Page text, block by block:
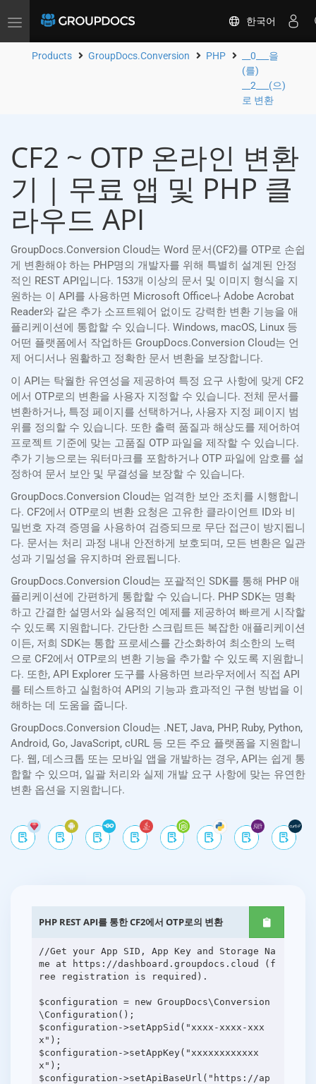
Toggle
한국어
Products GroupDocs.Conversion PHP
__0___을
(를)
__2___(으)
로 변환
CF2 ~ OTP 온라인 변환
기 | 무료 앱 및 PHP 클
라우드 API
GroupDocs.Conversion Cloud는 Word 문서(CF2)를 OTP로 손쉽
게 변환해야 하는 PHP명의 개발자를 위해 특별히 설계된 안정
적인 REST API입니다. 153개 이상의 문서 및 이미지 형식을 지
원하는 이 API를 사용하면 Microsoft Office나 Adobe Acrobat
Reader와 같은 추가 소프트웨어 없이도 강력한 변환 기능을 애
플리케이션에 통합할 수 있습니다. Windows, macOS, Linux 등
어떤 플랫폼에서 작업하든 GroupDocs.Conversion Cloud는 언
제 어디서나 원활하고 정확한 문서 변환을 보장합니다.
이 API는 탁월한 유연성을 제공하여 특정 요구 사항에 맞게 CF2
에서 OTP로의 변환을 사용자 지정할 수 있습니다. 전체 문서를
변환하거나, 특정 페이지를 선택하거나, 사용자 지정 페이지 범
위를 정의할 수 있습니다. 또한 출력 품질과 해상도를 제어하여
프로젝트 기준에 맞는 고품질 OTP 파일을 제작할 수 있습니다.
추가 기능으로는 워터마크를 포함하거나 OTP 파일에 암호를 설
정하여 문서 보안 및 무결성을 보장할 수 있습니다.
GroupDocs.Conversion Cloud는 엄격한 보안 조치를 시행합니
다. CF2에서 OTP로의 변환 요청은 고유한 클라이언트 ID와 비
밀번호 자격 증명을 사용하여 검증되므로 무단 접근이 방지됩니
다. 문서는 처리 과정 내내 안전하게 보호되며, 모든 변환은 일관
성과 기밀성을 유지하며 완료됩니다.
GroupDocs.Conversion Cloud는 포괄적인 SDK를 통해 PHP 애
플리케이션에 간편하게 통합할 수 있습니다. PHP SDK는 명확
하고 간결한 설명서와 실용적인 예제를 제공하여 빠르게 시작할
수 있도록 지원합니다. 간단한 스크립트든 복잡한 애플리케이션
이든, 저희 SDK는 통합 프로세스를 간소화하여 최소한의 노력
으로 CF2에서 OTP로의 변환 기능을 추가할 수 있도록 지원합니
다. 또한, API Explorer 도구를 사용하면 브라우저에서 직접 API
를 테스트하고 실험하여 API의 기능과 효과적인 구현 방법을 이
해하는 데 도움을 줍니다.
GroupDocs.Conversion Cloud는 .NET, Java, PHP, Ruby, Python,
Android, Go, JavaScript, cURL 등 모든 주요 플랫폼을 지원합니
다. 웹, 데스크톱 또는 모바일 앱을 개발하는 경우, API는 쉽게 통
합할 수 있으며, 일괄 처리와 실제 개발 요구 사항에 맞는 유연한
변환 옵션을 지원합니다.
PHP REST API를 통한 CF2에서 OTP로의 변환
//Get your App SID, App Key and Storage Na
me at https://dashboard.groupdocs.cloud (f
ree registration is required).
$configuration = new GroupDocs\Conversion
\Configuration();
$configuration->setAppSid("xxxx-xxxx-xxx
x");
$configuration->setAppKey("xxxxxxxxxxxx
x");
$configuration->setApiBaseUrl("https://ap